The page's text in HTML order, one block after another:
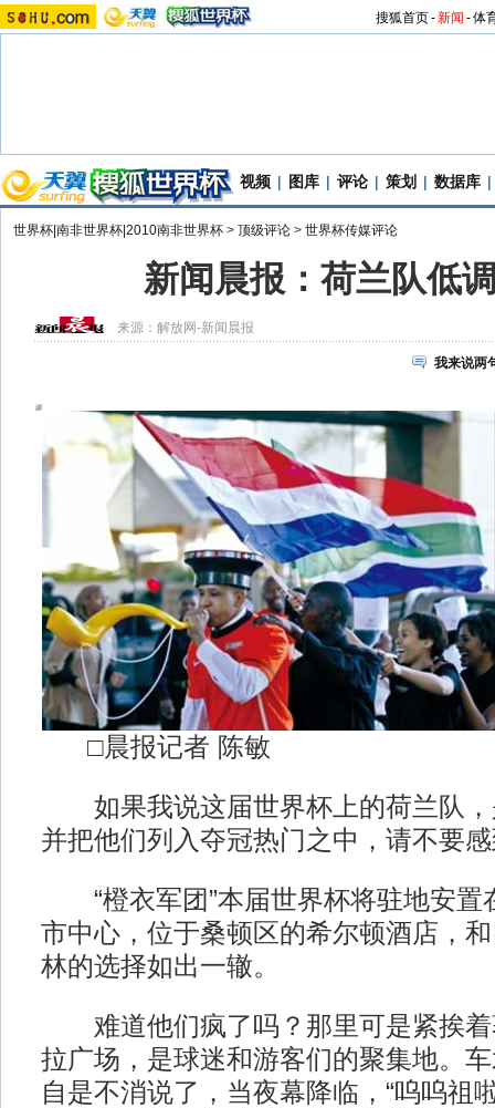
搜狐首页-新闻 -体
视频 | 图库 | 评论 | 策划 | 数据库 |
世界杯|南非世界杯|2010南非世界杯 > 顶级评论 > 世界杯传媒评论
新闻晨报：荷兰队低
来源：解放网-新闻晨报
我来说两
□晨报记者 陈敏
如果我说这届世界杯上的荷兰队，
并把他们列入夺冠热门之中，请不要
“橙衣军团”本届世界杯将驻地安置
市中心，位于桑顿区的希尔顿酒店，
林的选择如出一辙。
难道他们疯了吗？那里可是紧挨着
拉广场，是球迷和游客们的聚集地。
自是不消说了，当夜幕降临，“呜呜祖